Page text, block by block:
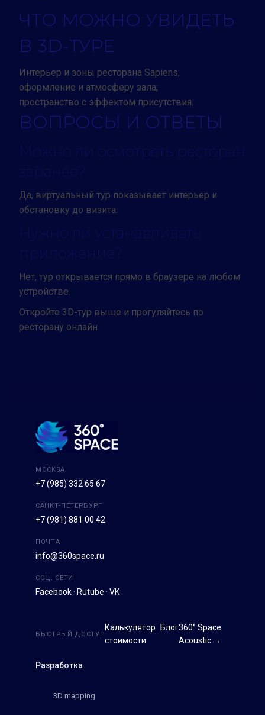
ЧТО МОЖНО УВИДЕТЬ
В 3D-ТУРЕ
Интерьер и зоны ресторана Sapiens;
оформление и атмосферу зала;
пространство с эффектом присутствия.
ВОПРОСЫ И ОТВЕТЫ
Можно ли осмотреть ресторан
заранее?
Да, виртуальный тур показывает интерьер и
обстановку до визита.
Нужно ли устанавливать
приложение?
Нет, тур открывается прямо в браузере на любом
устройстве.
Откройте 3D-тур выше и прогуляйтесь по
ресторану онлайн.
МОСКВА
+7 (985) 332 65 67
САНКТ-ПЕТЕРБУРГ
+7 (981) 881 00 42
ПОЧТА
info@360space.ru
СОЦ. СЕТИ
Facebook · Rutube · VK
Разработка
3D mapping
БЫСТРЫЙ ДОСТУП
Калькулятор
стоимости
Блог360° Space
Acoustic →